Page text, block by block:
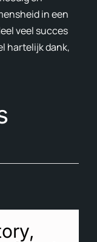
in een
veel succes
hartelijk dank,